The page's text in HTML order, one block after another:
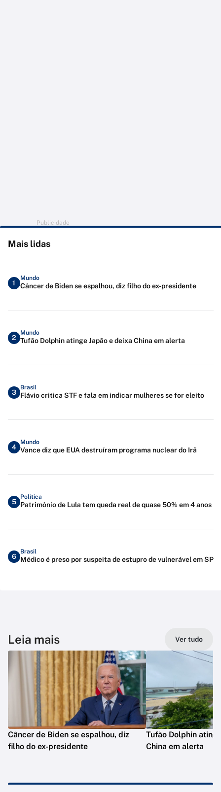
Publicidade
Mais lidas
1
Mundo
Câncer de Biden se espalhou, diz filho do ex-presidente
2
Mundo
Tufão Dolphin atinge Japão e deixa China em alerta
3
Brasil
Flávio critica STF e fala em indicar mulheres se for eleito
4
Mundo
Vance diz que EUA destruíram programa nuclear do Irã
5
Política
Patrimônio de Lula tem queda real de quase 50% em 4 anos
6
Brasil
Médico é preso por suspeita de estupro de vulnerável em SP
Leia mais Ver tudo
Câncer de Biden se espalhou, diz
filho do ex-presidente
Tufão Dolphin
China em alerta